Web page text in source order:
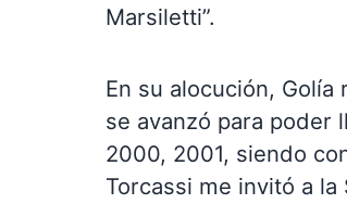
Marsiletti”.
En su alocución,
se avanzó para poder
2000, 2001, siendo
Torcassi me invitó a